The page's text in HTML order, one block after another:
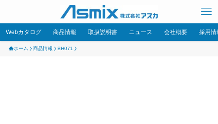
Webカタログ 商品情報 取扱説明書 ニュース 会社概要 採用情
ホーム 商品情報 BH071